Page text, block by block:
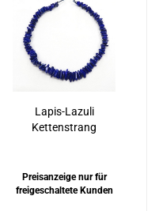
Lapis-Lazuli
Kettenstrang
Preisanzeige nur für
freigeschaltete Kunden